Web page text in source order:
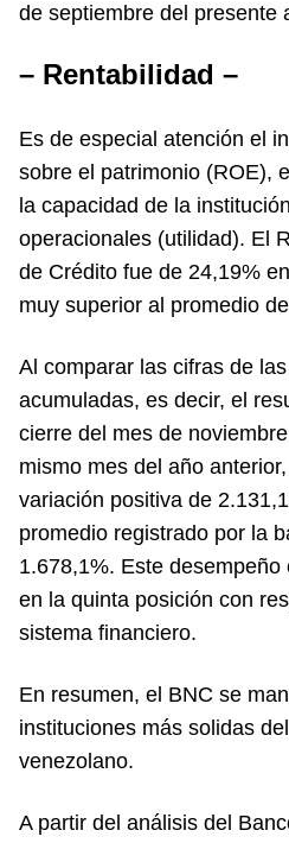
de septiembre del presente
– Rentabilidad –
Es de especial atención el
sobre el patrimonio (ROE),
la capacidad de la
operacionales (utilidad). El
de Crédito fue de 24,19%
muy superior al promedio
Al comparar las cifras de
acumuladas, es decir, el
cierre del mes de
mismo mes del año
variación positiva de
promedio registrado por la
1.678,1%. Este
en la quinta posición con
sistema financiero.
En resumen, el BNC se
instituciones más solidas
venezolano.
A partir del análisis del